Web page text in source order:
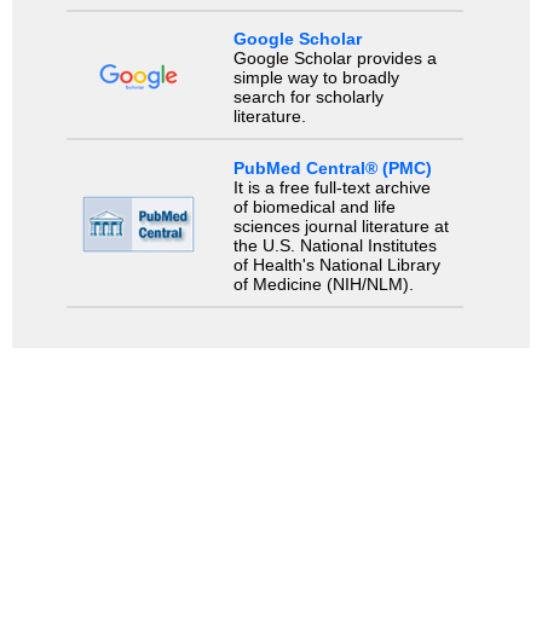
Google Scholar
Google Scholar provides a
simple way to broadly
search for scholarly
literature.
PubMed Central® (PMC)
It is a free full-text archive
of biomedical and life
sciences journal literature at
the U.S. National Institutes
of Health's National Library
of Medicine (NIH/NLM).